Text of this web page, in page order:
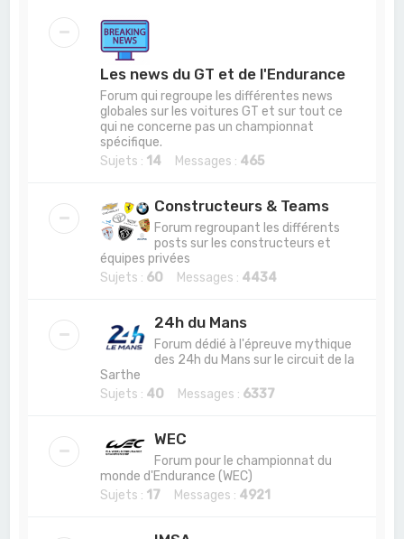
Les news du GT et de l'Endurance
Forum qui regroupe les différentes news
globales sur les voitures GT et sur tout ce
qui ne concerne pas un championnat
spécifique.
Sujets : 14 Messages : 465
Constructeurs & Teams
Forum regroupant les différents
posts sur les constructeurs et
équipes privées
Sujets : 60 Messages : 4434
24h du Mans
Forum dédié à l'épreuve mythique
des 24h du Mans sur le circuit de la
Sarthe
Sujets : 40 Messages : 6337
WEC
Forum pour le championnat du
monde d'Endurance (WEC)
Sujets : 17 Messages : 4921